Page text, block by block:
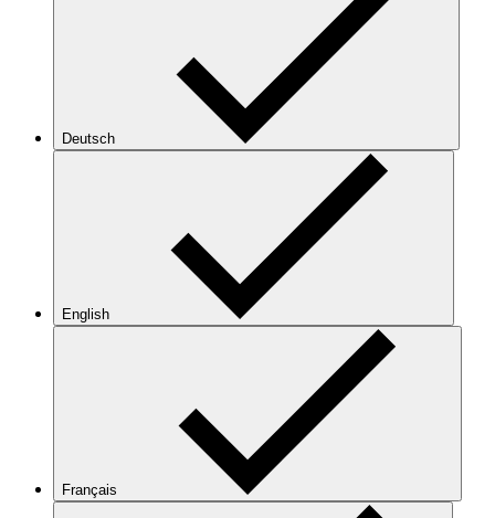
Deutsch
English
Français